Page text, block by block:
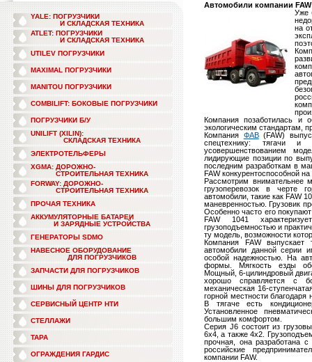
YALE: ПОГРУЗЧИКИ
И СКЛАДСКАЯ ТЕХНИКА
ATLET: ПОГРУЗЧИКИ
И СКЛАДСКАЯ ТЕХНИКА
UTILEV ПОГРУЗЧИКИ
MAXIMAL ПОГРУЗЧИКИ
MANITOU ПОГРУЗЧИКИ
COMBILIFT: БОКОВЫЕ ПОГРУЗЧИКИ
ПОГРУЗЧИКИ Б/У
UNILIFT (XILIN):
СКЛАДСКАЯ ТЕХНИКА
ЭЛЕКТРОТЕЛЬФЕРЫ
XGMA: ДОРОЖНО-
СТРОИТЕЛЬНАЯ ТЕХНИКА
FORWAY: ДОРОЖНО-
СТРОИТЕЛЬНАЯ ТЕХНИКА
ПРОЧАЯ ТЕХНИКА
АККУМУЛЯТОРНЫЕ БАТАРЕИ
И ЗАРЯДНЫЕ УСТРОЙСТВА
ГЕНЕРАТОРЫ SDMO
НАВЕСНОЕ ОБОРУДОВАНИЕ
ДЛЯ ПОГРУЗЧИКОВ
ЗАПЧАСТИ ДЛЯ ПОГРУЗЧИКОВ
ШИНЫ ДЛЯ ПОГРУЗЧИКОВ
СЕРВИСНЫЙ ЦЕНТР НТИ
СТЕЛЛАЖИ
ТАРА
ОГРАЖДЕНИЯ ГАРДИС
Автомобили компании FAW
Уже
на
Компания позаботилась и
экологическим стандартам,
Компания ФАВ(FAW)
спецтехнику: тягачи и
усовершенствованием
лидирующие позиции по
последним разработкам в
FAW конкурентоспособной
Рассмотрим внимательнее
грузоперевозок в черте
автомобили, такие как FAW
маневренностью. Грузовик
Особенно часто его
FAW 1041
грузоподъемностью и
ту модель, возможности
Компания FAW
автомобили данной серии
особой надежностью. На
формы. Мягкость езды
Мощный, 6-цилиндровый
хорошо справляется с
механическая 16-
горной местности благодаря
В тягаче есть
Установленное
большим комфортом.
Серия J6 состоит из
6х4, а также 4х2.
прочная, она разработана
российские
компании FAW.